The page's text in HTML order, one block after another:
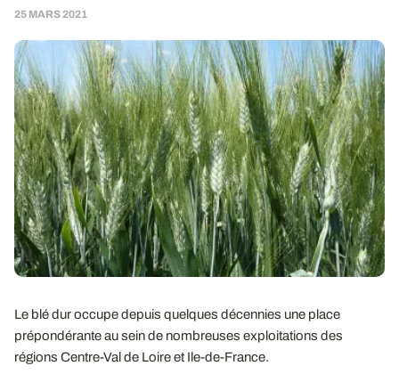
25 MARS 2021
Le blé dur occupe depuis quelques décennies une place
prépondérante au sein de nombreuses exploitations des
régions Centre-Val de Loire et Ile-de-France.